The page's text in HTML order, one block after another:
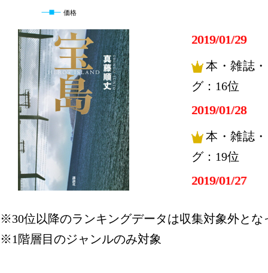
価格
2019/01/29
本・雑誌
グ：16位
2019/01/28
本・雑誌
グ：19位
2019/01/27
グ：12位
※30位以降のランキングデータは収集対象外とな
※1階層目のジャンルのみ対象